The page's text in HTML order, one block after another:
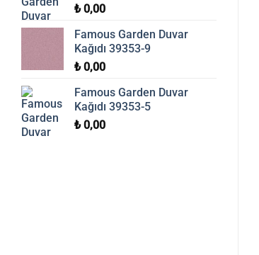
₺0,00
Famous Garden Duvar
Kağıdı 39353-9
₺0,00
Famous Garden Duvar
Kağıdı 39353-5
₺0,00